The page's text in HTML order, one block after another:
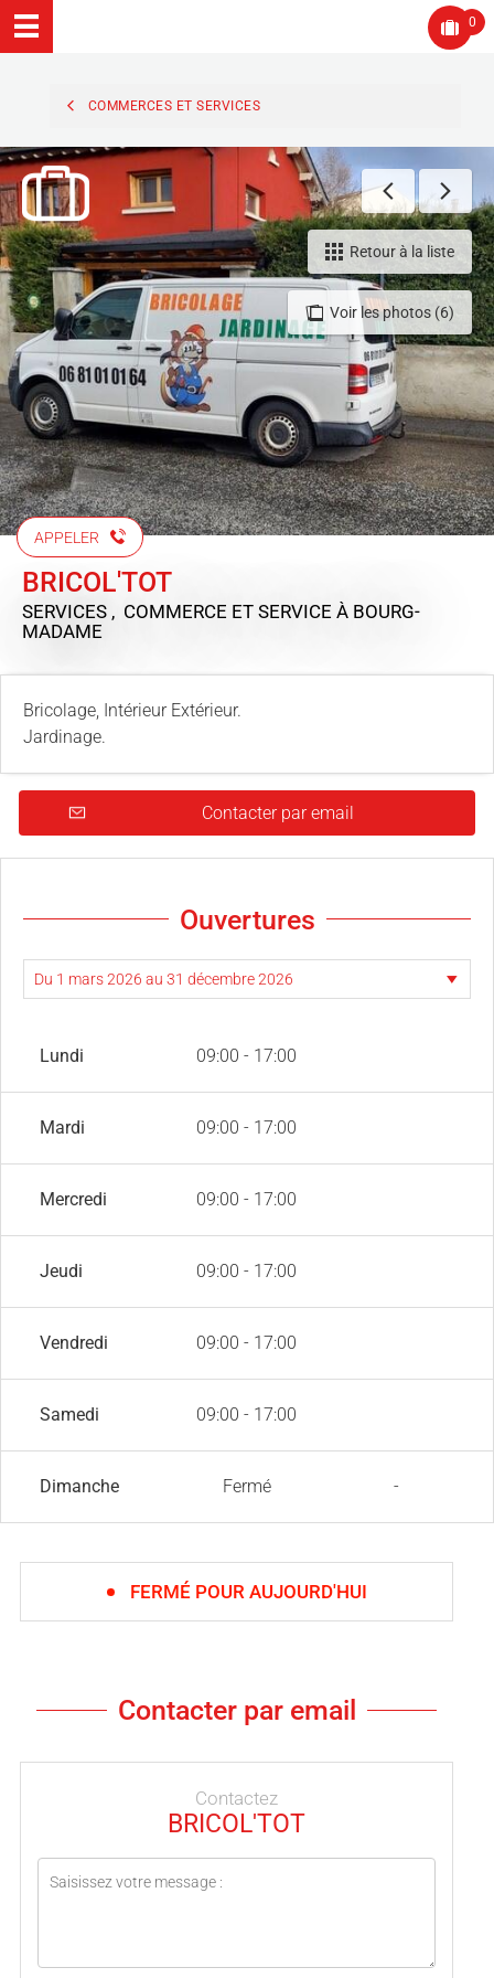
0
COMMERCES ET SERVICES
Voir les photos (6)
Retour à la liste
APPELER
BRICOL'TOT
SERVICES , COMMERCE ET SERVICE À BOURG-
MADAME
Bricolage, Intérieur Extérieur.
Jardinage.
Contacter par email
Ouvertures
Lundi 09:00 - 17:00
Mardi 09:00 - 17:00
Mercredi 09:00 - 17:00
Jeudi 09:00 - 17:00
Vendredi 09:00 - 17:00
Samedi 09:00 - 17:00
Dimanche Fermé -
FERMÉ POUR AUJOURD'HUI
Contacter par email
Contactez
BRICOL'TOT